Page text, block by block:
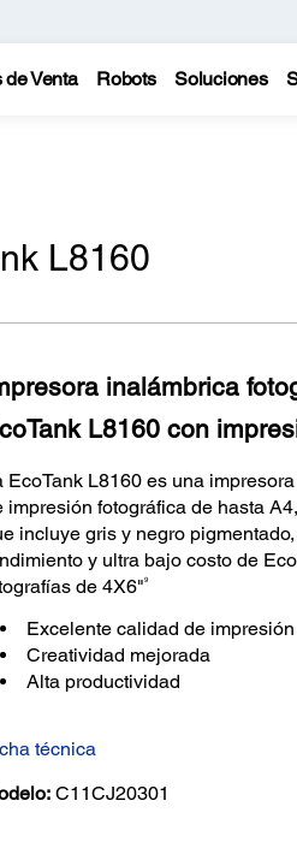
de Venta Robots Soluciones
L8160
inalámbrica
L8160 con
EcoTank L8160 es una
impresión fotográfica de hasta
incluye gris y negro
y ultra bajo costo de
de 4X6"9
Excelente calidad de impresión
Creatividad mejorada
Alta productividad
técnica
C11CJ20301